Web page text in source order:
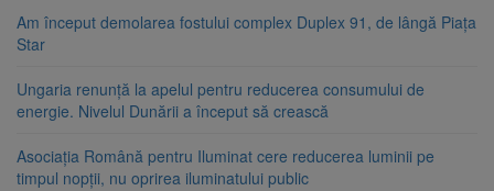
Am început demolarea fostului complex Duplex 91, de lângă Piața
Star
Ungaria renunță la apelul pentru reducerea consumului de
energie. Nivelul Dunării a început să crească
Asociația Română pentru Iluminat cere reducerea luminii pe
timpul nopții, nu oprirea iluminatului public